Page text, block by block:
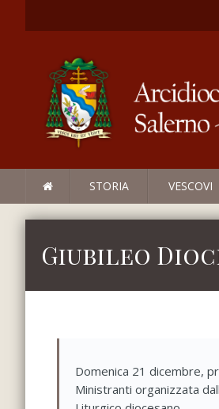
STORIA VESCOVI
Giubileo
Domenica 21 dicembre,
Ministranti organizzata